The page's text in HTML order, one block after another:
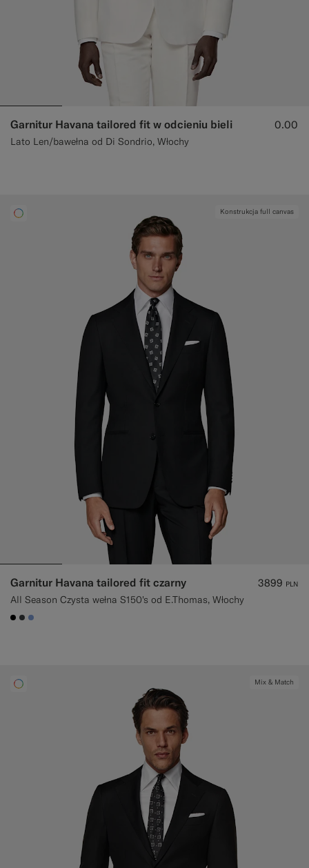
Garnitur Havana tailored fit w odcieniu bieli
Lato Len/bawełna od Di Sondrio, Włochy
0.00
Konstrukcja full canvas
Garnitur Havana tailored fit czarny
All Season Czysta wełna S150's od E.Thomas, Włochy
3899 PLN
#000000
#3d4043
#82A1DC
Mix & Match